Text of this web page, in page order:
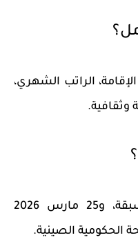
الراتب الشهري،
وثقافية.
15 مارس 2026 للوثائق المسبقة، و25 مارس 2026
الحكومية الصينية.